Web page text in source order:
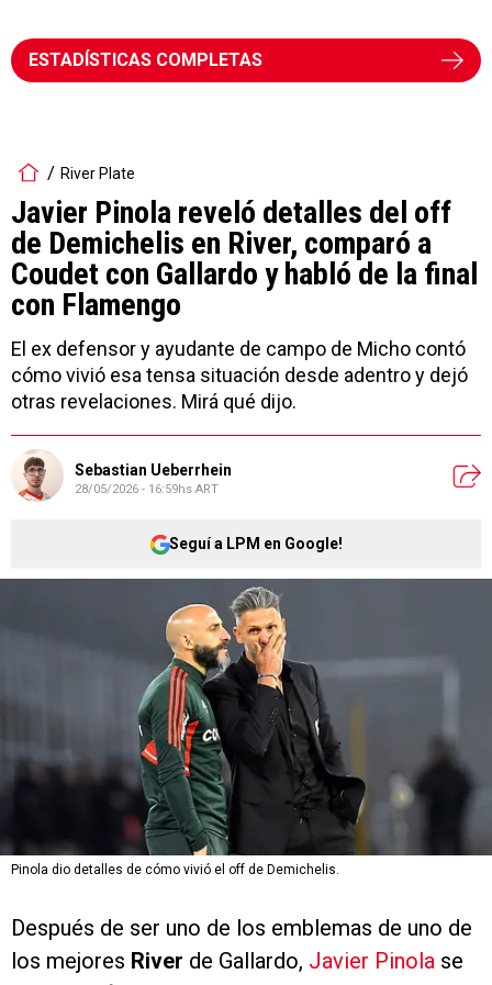
ESTADÍSTICAS COMPLETAS
River Plate
Javier Pinola reveló detalles del off
de Demichelis en River, comparó a
Coudet con Gallardo y habló de la final
con Flamengo
El ex defensor y ayudante de campo de Micho contó
cómo vivió esa tensa situación desde adentro y dejó
otras revelaciones. Mirá qué dijo.
Sebastian Ueberrhein
28/05/2026 - 16:59hs ART
Seguí a LPM en Google!
Pinola dio detalles de cómo vivió el off de Demichelis.
Después de ser uno de los emblemas de uno de
los mejores River de Gallardo, Javier Pinola se